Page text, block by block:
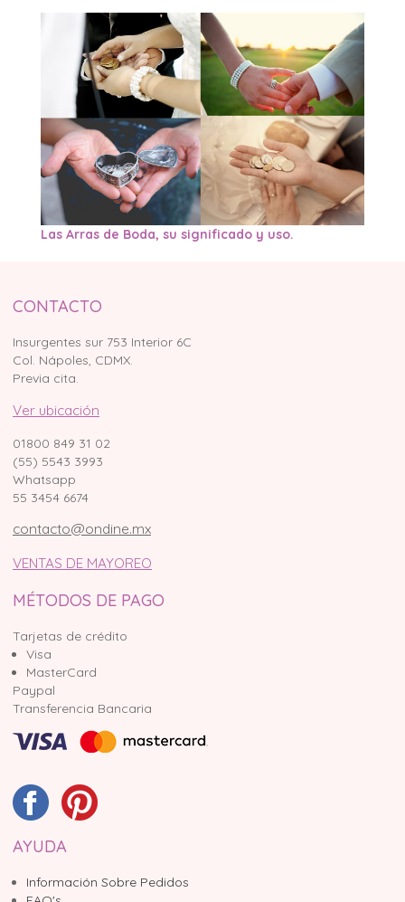
Las Arras de Boda, su significado y uso.
CONTACTO
Insurgentes sur 753 Interior 6C
Col. Nápoles, CDMX.
Previa cita.
Ver ubicación
01800 849 31 02
(55) 5543 3993
Whatsapp
55 3454 6674
contacto@ondine.mx
VENTAS DE MAYOREO
MÉTODOS DE PAGO
Tarjetas de crédito
Visa
MasterCard
Paypal
Transferencia Bancaria
AYUDA
Información Sobre Pedidos